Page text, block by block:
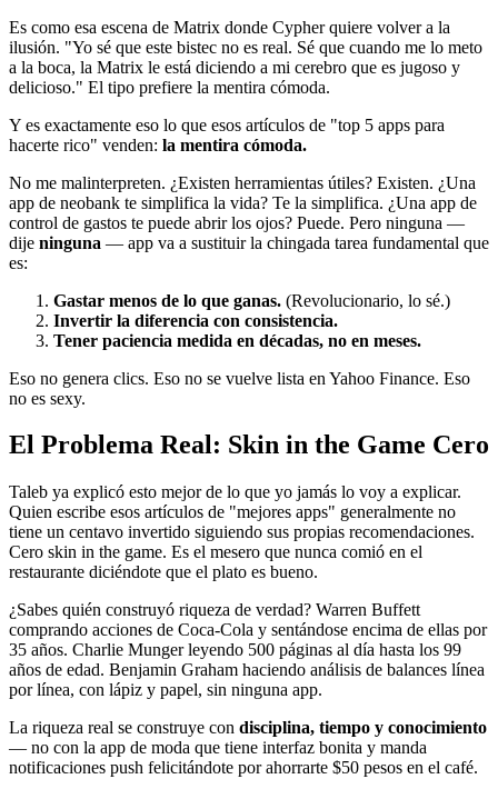
Es como esa escena de Matrix donde Cypher quiere volver a la
ilusión. "Yo sé que este bistec no es real. Sé que cuando me lo meto
a la boca, la Matrix le está diciendo a mi cerebro que es jugoso y
delicioso." El tipo prefiere la mentira cómoda.
Y es exactamente eso lo que esos artículos de "top 5 apps para
hacerte rico" venden: la mentira cómoda.
No me malinterpreten. ¿Existen herramientas útiles? Existen. ¿Una
app de neobank te simplifica la vida? Te la simplifica. ¿Una app de
control de gastos te puede abrir los ojos? Puede. Pero ninguna —
dije ninguna — app va a sustituir la chingada tarea fundamental que
es:
Gastar menos de lo que ganas. (Revolucionario, lo sé.)
Invertir la diferencia con consistencia.
Tener paciencia medida en décadas, no en meses.
Eso no genera clics. Eso no se vuelve lista en Yahoo Finance. Eso
no es sexy.
El Problema Real: Skin in the Game Cero
Taleb ya explicó esto mejor de lo que yo jamás lo voy a explicar.
Quien escribe esos artículos de "mejores apps" generalmente no
tiene un centavo invertido siguiendo sus propias recomendaciones.
Cero skin in the game. Es el mesero que nunca comió en el
restaurante diciéndote que el plato es bueno.
¿Sabes quién construyó riqueza de verdad? Warren Buffett
comprando acciones de Coca-Cola y sentándose encima de ellas por
35 años. Charlie Munger leyendo 500 páginas al día hasta los 99
años de edad. Benjamin Graham haciendo análisis de balances línea
por línea, con lápiz y papel, sin ninguna app.
La riqueza real se construye con disciplina, tiempo y conocimiento
— no con la app de moda que tiene interfaz bonita y manda
notificaciones push felicitándote por ahorrarte $50 pesos en el café.